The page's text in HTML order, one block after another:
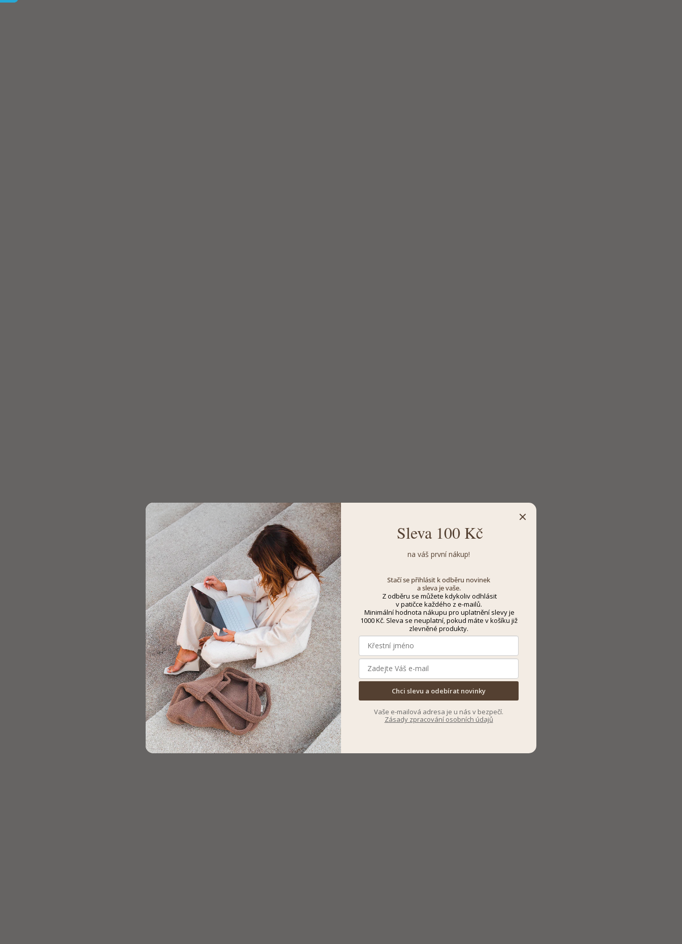
Sleva 100 Kč
na váš první nákup!
Stačí se přihlásit k odběru novinek
a sleva je vaše.
Z odběru se můžete kdykoliv odhlásit
v patičce každého z e-mailů.
Minimální hodnota nákupu pro uplatnění slevy je
1000 Kč. Sleva se neuplatní, pokud máte v košíku již
zlevněné produkty.
Chci slevu a odebírat novinky
Vaše e-mailová adresa je u nás v bezpečí.
Zásady zpracování osobních údajů